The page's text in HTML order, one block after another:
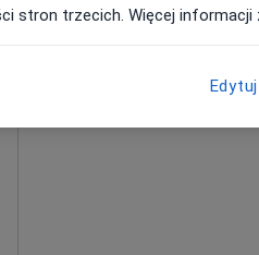
Umawianie online
stron trzecich. Więcej informacji